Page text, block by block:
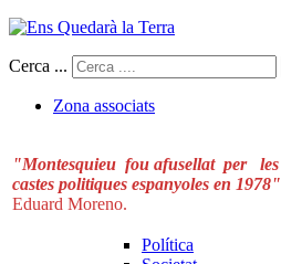
Cerca ...
Zona associats
"Montesquieu fou afusellat per les
castes politiques espanyoles en 1978"
Eduard Moreno.
Política